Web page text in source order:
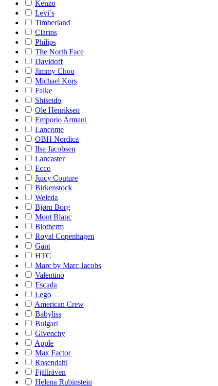
Kenzo
Levi´s
Timberland
Clarins
Philips
The North Face
Davidoff
Jimmy Choo
Michael Kors
Falke
Shiseido
Ole Henriksen
Emporio Armani
Lancome
OBH Nordica
Ilse Jacobsen
Lancaster
Ecco
Juicy Couture
Birkenstock
Weleda
Bjørn Borg
Mont Blanc
Biotherm
Royal Copenhagen
Gant
HTC
Marc by Marc Jacobs
Valentino
Escada
Lego
American Crew
Babyliss
Bulgari
Givenchy
Apple
Max Factor
Rosendahl
Fjällräven
Helena Rubinstein